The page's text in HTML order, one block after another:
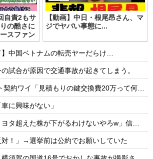
自責2もサ
の酷さに
スファン
【動画】中日・根尾昂さん、マ
ジでヤバい事態に...
】中国ベトナムの転売ヤーだらけ…
試合が原因で交通事故が起きてしまう。
もりの鍵交換費20万って何ですか？」不動産屋「鍵を新しい物に交換したのです」
に興味がない」
下がるわけないやろw」信用全力でキオクシア買った男たちの末路まとめwww
！」→選挙前は公約でお願いしていた